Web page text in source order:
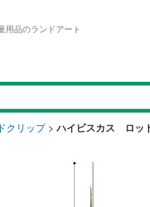
品のランドアート
クリップ>ハイビスカス ロ